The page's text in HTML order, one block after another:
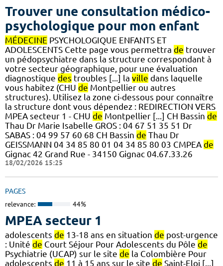
Trouver une consultation médico-
psychologique pour mon enfant
MÉDECINE PSYCHOLOGIQUE ENFANTS ET
ADOLESCENTS Cette page vous permettra de trouver
un pédopsychiatre dans la structure correspondant à
votre secteur géographique, pour une évaluation
diagnostique des troubles [...] la ville dans laquelle
vous habitez (CHU de Montpellier ou autres
structures). Utilisez la zone ci-dessous pour connaître
la structure dont vous dépendez : REDIRECTION VERS
MPEA secteur 1 - CHU de Montpellier [...] CH Bassin de
Thau Dr Marie Isabelle GROS : 04 67 51 35 51 Dr
SABAS : 04 99 57 60 68 CH Bassin de Thau Dr
GEISSMANN 04 34 85 80 01 04 34 85 80 03 CMPEA de
Gignac 42 Grand Rue - 34150 Gignac 04.67.33.26
18/02/2026 15:25
PAGES
relevance: 44%
MPEA secteur 1
adolescents de 13-18 ans en situation de post-urgence
: Unité de Court Séjour Pour Adolescents du Pôle de
Psychiatrie (UCAP) sur le site de la Colombière Pour
adolescents de 11 à 15 ans sur le site de Saint-Eloi [...]